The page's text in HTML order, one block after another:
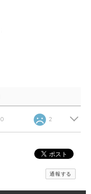
0 2
通報する